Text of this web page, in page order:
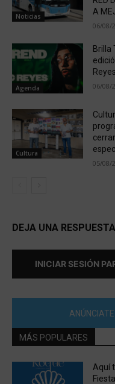
Noticias
A
06/08/
Agenda
Brilla
Reyes
06/08/
Cultura
05/08/
DEJA UNA RESPUESTA
INICIAR SESIÓN
MÁS POPULARES
Aquí